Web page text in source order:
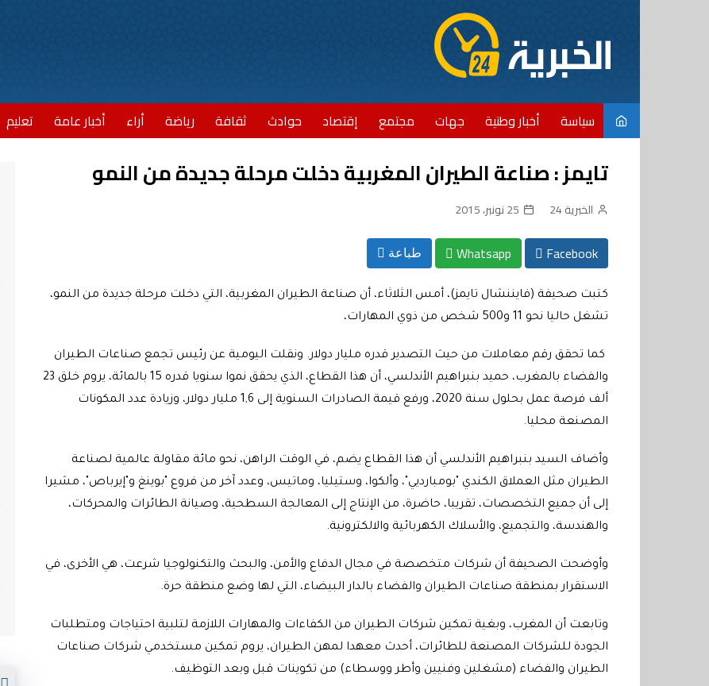
سياسة أخبار وطنية جهات مجتمع إقتصاد حوادث ثقافة رياضة أراء أخبار عامة تعليم
تايمز : صناعة الطيران المغربية دخلت مرحلة جديدة من النمو
الخبرية 24 25 نونبر، 2015
Facebook
Whatsapp طباعة
كتبت صحيفة (فايننشال تايمز)، أمس الثلاثاء، أن صناعة الطيران المغربية، التي دخلت مرحلة جديدة من النمو،
تشغل حاليا نحو 11 و500 شخص من ذوي المهارات،
كما تحقق رقم معاملات من حيث التصدير قدره مليار دولار. ونقلت اليومية عن رئيس تجمع صناعات الطيران
والفضاء بالمغرب، حميد بنبراهيم الأندلسي، أن هذا القطاع، الذي يحقق نموا سنويا قدره 15 بالمائة، يروم خلق 23
ألف فرصة عمل بحلول سنة 2020، ورفع قيمة الصادرات السنوية إلى 1,6 مليار دولار، وزيادة عدد المكونات
المصنعة محليا.
وأضاف السيد بنبراهيم الأندلسي أن هذا القطاع يضم، في الوقت الراهن، نحو مائة مقاولة عالمية لصناعة
الطيران مثل العملاق الكندي "بومبارديي"، وألكوا، وستيليا، وماتيس، وعدد آخر من فروع "بوينغ و"إيرباص"، مشيرا
إلى أن جميع التخصصات، تقريبا، حاضرة، من الإنتاج إلى المعالجة السطحية، وصيانة الطائرات والمحركات،
والهندسة، والتجميع، والأسلاك الكهربائية والالكترونية.
وأوضحت الصحيفة أن شركات متخصصة في مجال الدفاع والأمن، والبحث والتكنولوجيا شرعت، هي الأخرى، في
الاستقرار بمنطقة صناعات الطيران والفضاء بالدار البيضاء، التي لها وضع منطقة حرة.
وتابعت أن المغرب، وبغية تمكين شركات الطيران من الكفاءات والمهارات اللازمة لتلبية احتياجات ومتطلبات
الجودة للشركات المصنعة للطائرات، أحدث معهدا لمهن الطيران، يروم تمكين مستخدمي شركات صناعات
الطيران والفضاء (مشغلين وفنيين وأطر ووسطاء) من تكوينات قبل وبعد التوظيف.